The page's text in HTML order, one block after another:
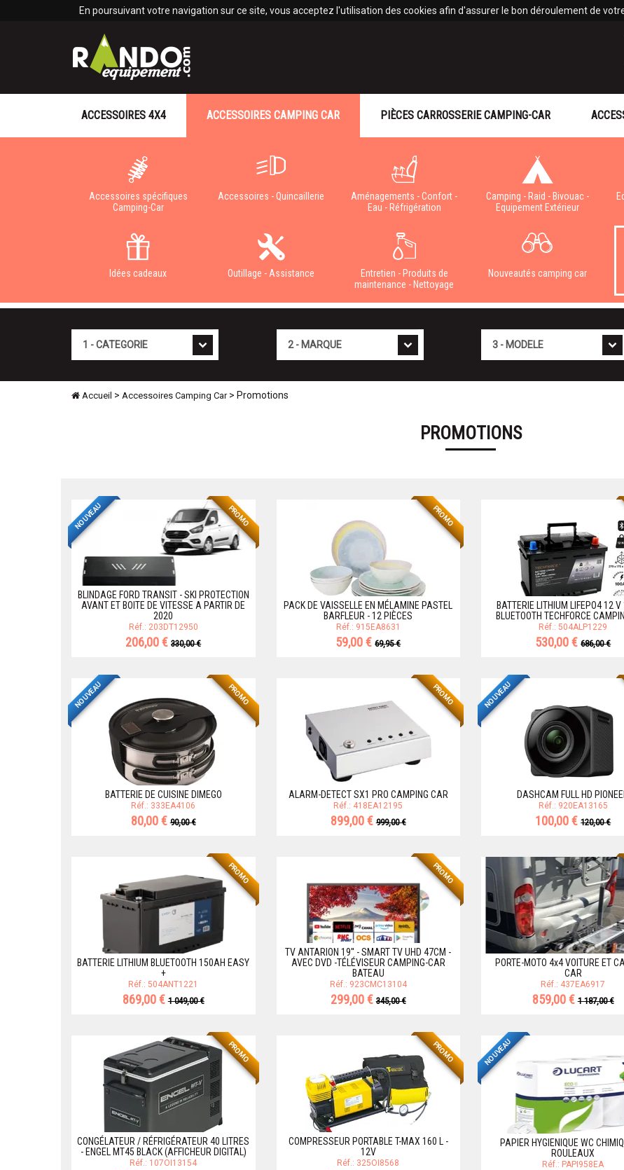
En poursuivant votre navigation sur ce site, vous acceptez l'utilisation des cookies afin d'assurer le bon déroulement de
ACCESSOIRES 4X4 ACCESSOIRES CAMPING CAR
Accessoires spécifiques
Camping-Car
Accessoires - Quincaillerie
Aménagements - Confort -
Eau - Réfrigération
Camping - Raid - Bivouac -
Equipement Extérieur
Idées cadeaux Outillage - Assistance
Entretien - Produits de
maintenance - Nettoyage
Nouveautés camping car
PIÈCES CARROSSERIE CAMPING-CAR
Accueil > Accessoires Camping Car> Promotions
PROMOTIONS
PROMO
NOUVEAU
BLINDAGE FORD TRANSIT - SKI PROTECTION
AVANT ET BOITE DE VITESSE A PARTIR DE
2020
Réf.: 203DT12950
206,00 €330,00 €
PROMO
PACK DE VAISSELLE EN MÉLAMINE PASTEL
BARFLEUR - 12 PIÈCES
Réf.: 915EA8631
59,00 €69,95 €
BATTERIE LITHIUM LIFEPO4 12
BLUETOOTH TECHFORCE
Réf.: 504ALP1229
530,00 €686,00 €
PROMO
NOUVEAU
BATTERIE DE CUISINE DIMEGO
Réf.: 333EA4106
80,00 €90,00 €
PROMO
ALARM-DETECT SX1 PRO CAMPING CAR
Réf.: 418EA12195
899,00 €999,00 €
NOUVEAU
DASHCAM FULL HD
Réf.: 920EA13165
100,00 €120,00 €
PROMO
BATTERIE LITHIUM BLUETOOTH 150AH EASY
+
Réf.: 504ANT1221
869,00 €1 049,00 €
PROMO
TV ANTARION 19'' - SMART TV UHD 47CM -
AVEC DVD -TÉLÉVISEUR CAMPING-CAR
BATEAU
Réf.: 923CMC13104
299,00 €345,00 €
PORTE-MOTO 4x4 VOITURE ET
CAR
Réf.: 437EA6917
859,00 €1 187,00 €
PROMO
CONGÉLATEUR / RÉFRIGÉRATEUR 40 LITRES
- ENGEL MT45 BLACK (AFFICHEUR DIGITAL)
Réf.: 107OI13154
PROMO
COMPRESSEUR PORTABLE T-MAX 160 L -
12V
Réf.: 325OI8568
NOUVEAU
PAPIER HYGIENIQUE WC
ROULEAUX
Réf.: PAPI958EA
Panneau de gestion des cookies